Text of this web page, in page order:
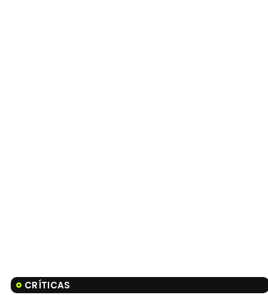
CRÍTICAS